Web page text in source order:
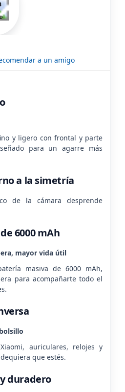
a un amigo
y ligero con frontal y parte
para un agarre más
a la simetría
de la cámara desprende
6000 mAh
mayor vida útil
masiva de 6000 mAh,
para acompañarte todo el
auriculares, relojes y
que estés.
duradero